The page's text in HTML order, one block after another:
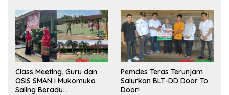
Class Meeting, Guru dan
OSIS SMAN I Mukomuko
Saling Beradu
Pemdes Teras Terunjam
Salurkan BLT-DD Door To
Door!